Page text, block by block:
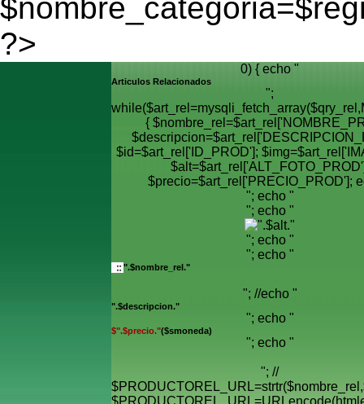
?>
0) { echo "
Articulos Relacionados
";
{
$id=$art_rel['ID_PROD'];
$precio=$art_rel['PRECIO_PROD'];
"; echo "
"; echo "
"; echo "
"; echo "
".$nombre_rel."
"; //echo "
".$descripcion."
"; echo "
$".$precio."($smoneda)
"; echo "
"; //